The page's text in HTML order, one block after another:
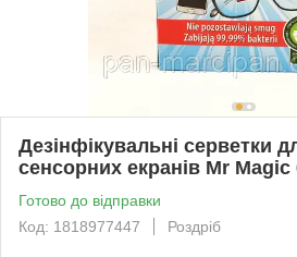
Дезінфікувальні серветки
сенсорних екранів Mr
Готово до відправки
Код: 1818977447
Роздріб